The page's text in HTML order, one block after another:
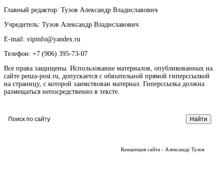
Главный редактор: Тузов Александр Владиславович
Учредитель: Тузов Александр Владиславович
E-mail: vipinfo@yandex.ru
Телефон: +7 (906) 395-73-07
Все права защищены. Использование материалов, опубликованных на
сайте penza-post.ru, допускается с обязательной прямой гиперссылкой
на страницу, с которой заимствован материал. Гиперссылка должна
размещаться непосредственно в тексте.
Концепция сайта - Александр Тузов